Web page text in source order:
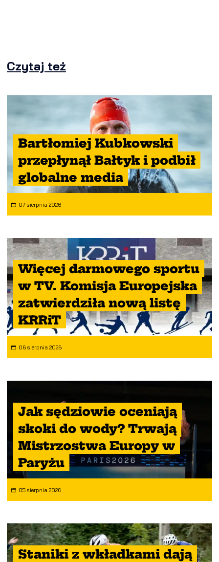
Czytaj też
Bartłomiej Kubkowski
przepłynął Bałtyk i podbił
globalne media
07 sierpnia 2026
Więcej darmowego sportu
w TV. Komisja Europejska
zatwierdziła nową listę
KRRiT
06 sierpnia 2026
Jak sędziowie oceniają
skoki do wody? Trwają
Mistrzostwa Europy w
Paryżu
05 sierpnia 2026
Staniki z wkładkami dają